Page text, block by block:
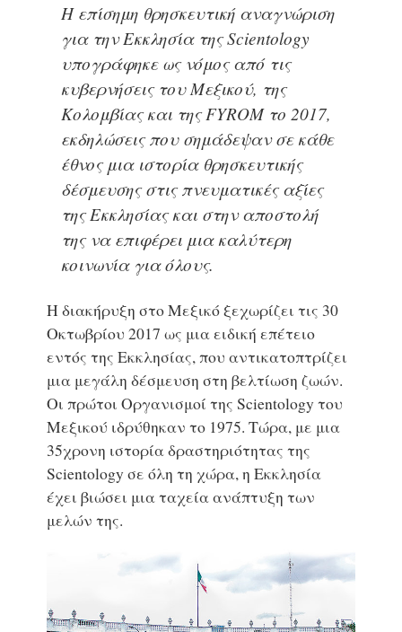
Η επίσημη θρησκευτική αναγνώριση
για την Εκκλησία της Scientology
υπογράφηκε ως νόμος από τις
κυβερνήσεις του Μεξικού, της
Κολομβίας και της FYROM το 2017,
εκδηλώσεις που σημάδεψαν σε κάθε
έθνος μια ιστορία θρησκευτικής
δέσμευσης στις πνευματικές αξίες
της Εκκλησίας και στην αποστολή
της να επιφέρει μια καλύτερη
κοινωνία για όλους.
Η διακήρυξη στο Μεξικό ξεχωρίζει τις 30
Οκτωβρίου 2017 ως μια ειδική επέτειο
εντός της Εκκλησίας, που αντικατοπτρίζει
μια μεγάλη δέσμευση στη βελτίωση ζωών.
Οι πρώτοι Οργανισμοί της Scientology του
Μεξικού ιδρύθηκαν το 1975. Τώρα, με μια
35χρονη ιστορία δραστηριότητας της
Scientology σε όλη τη χώρα, η Εκκλησία
έχει βιώσει μια ταχεία ανάπτυξη των
μελών της.